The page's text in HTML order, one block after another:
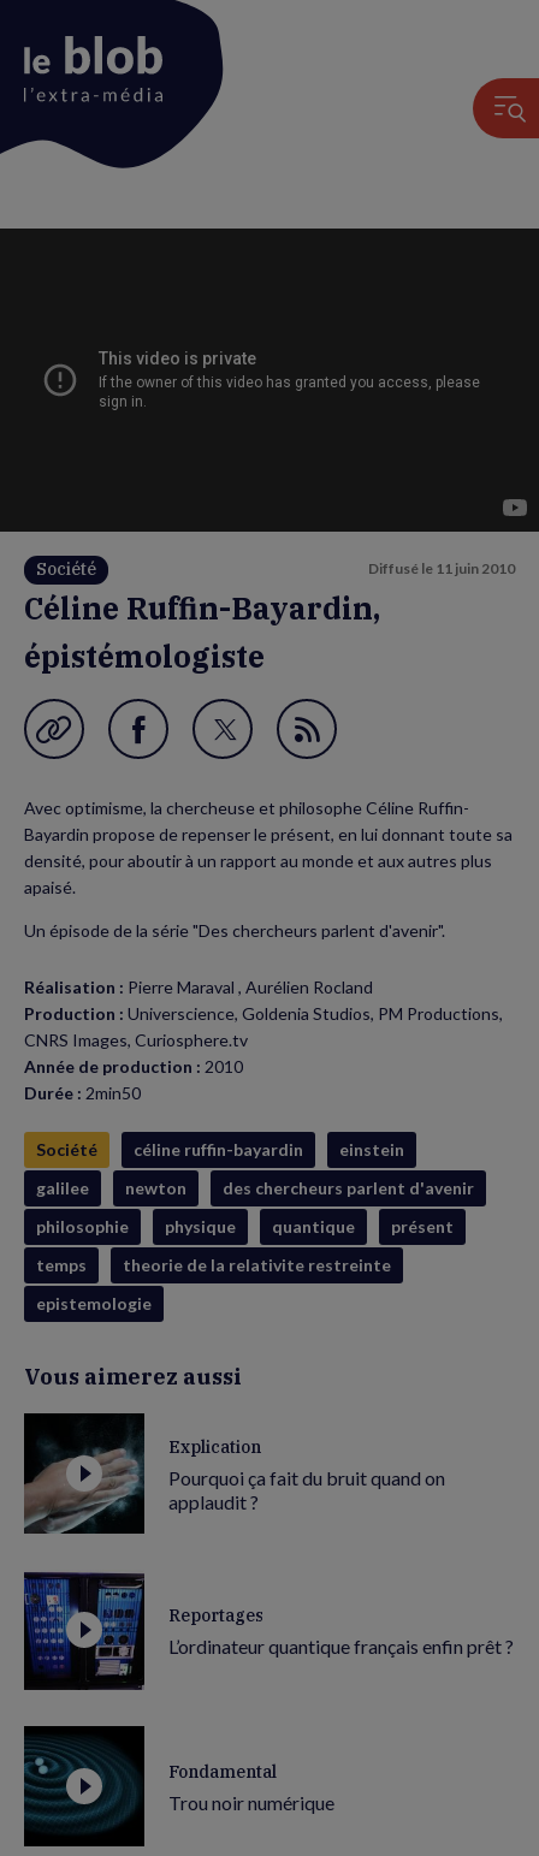
Société Diffusé le 11 juin 2010
Céline Ruffin-Bayardin,
épistémologiste
Garder en favori
Partager
Facebook
(nouvelle
Partager
Twitter
(nouvelle
Flux
Avec optimisme, la chercheuse et philosophe Céline Ruffin-
Bayardin propose de repenser le présent, en lui donnant toute sa
densité, pour aboutir à un rapport au monde et aux autres plus
apaisé.
Un épisode de la série "Des chercheurs parlent d'avenir".
Réalisation : Pierre Maraval , Aurélien Rocland
Production : Universcience, Goldenia Studios, PM Productions,
CNRS Images, Curiosphere.tv
Année de production : 2010
Durée : 2min50
Société céline ruffin-bayardin
einstein
galilee
newton
des chercheurs parlent d'avenir
philosophie
physique quantique
présent
temps
theorie de la relativite restreinte
epistemologie
Vous aimerez aussi
Explication
Pourquoi ça fait du bruit quand on
applaudit ?
Reportages
L’ordinateur quantique français enfin prêt ?
Fondamental
Trou noir numérique